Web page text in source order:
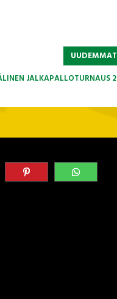
JALKAPALLOTURNAUS